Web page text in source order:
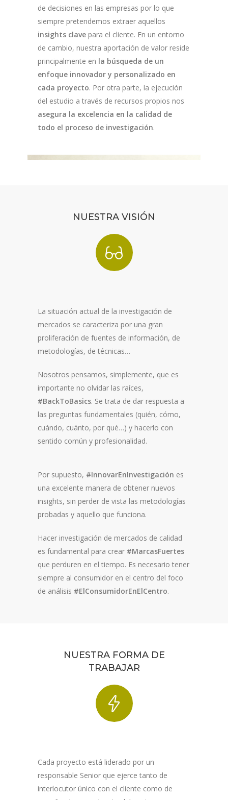
de decisiones en las empresas por lo que
siempre pretendemos extraer aquellos
insights clave para el cliente. En un entorno
de cambio, nuestra aportación de valor reside
principalmente en la búsqueda de un
enfoque innovador y personalizado en
cada proyecto. Por otra parte, la ejecución
del estudio a través de recursos propios nos
asegura la excelencia en la calidad de
todo el proceso de investigación.
NUESTRA VISIÓN
La situación actual de la investigación de
mercados se caracteriza por una gran
proliferación de fuentes de información, de
metodologías, de técnicas…
Nosotros pensamos, simplemente, que es
importante no olvidar las raíces,
#BackToBasics. Se trata de dar respuesta a
las preguntas fundamentales (quién, cómo,
cuándo, cuánto, por qué…) y hacerlo con
sentido común y profesionalidad.
Por supuesto, #InnovarEnInvestigación es
una excelente manera de obtener nuevos
insights, sin perder de vista las metodologías
probadas y aquello que funciona.
Hacer investigación de mercados de calidad
es fundamental para crear #MarcasFuertes
que perduren en el tiempo. Es necesario tener
siempre al consumidor en el centro del foco
de análisis #ElConsumidorEnElCentro.
NUESTRA FORMA DE
TRABAJAR
Cada proyecto está liderado por un
responsable Senior que ejerce tanto de
interlocutor único con el cliente como de